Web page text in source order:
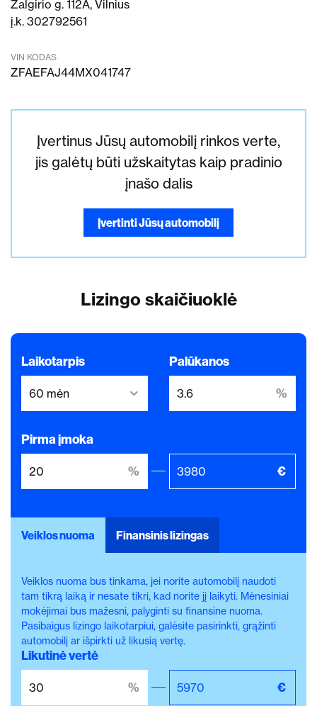
Žalgirio g. 112A, Vilnius
į.k. 302792561
VIN KODAS
ZFAEFAJ44MX041747
Įvertinus Jūsų automobilį rinkos verte,
jis galėtų būti užskaitytas kaip pradinio
įnašo dalis
Įvertinti Jūsų automobilį
Lizingo skaičiuoklė
Laikotarpis Palūkanos
Pirma įmoka
Veiklos nuoma Finansinis lizingas
Veiklos nuoma bus tinkama, jei norite automobilį naudoti
tam tikrą laiką ir nesate tikri, kad norite jį laikyti. Mėnesiniai
mokėjimai bus mažesni, palyginti su finansine nuoma.
Pasibaigus lizingo laikotarpiui, galėsite pasirinkti, grąžinti
automobilį ar išpirkti už likusią vertę.
Likutinė vertė